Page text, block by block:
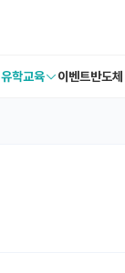
유학교육 이벤트반도체